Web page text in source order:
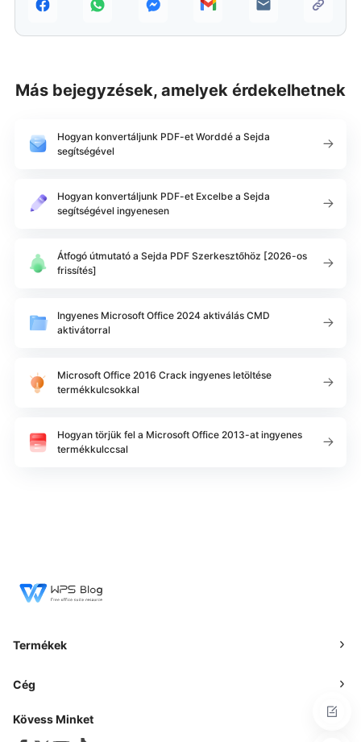
Más bejegyzések, amelyek érdekelhetnek
Hogyan konvertáljunk PDF-et Worddé a Sejda
segítségével
Hogyan konvertáljunk PDF-et Excelbe a Sejda
segítségével ingyenesen
Átfogó útmutató a Sejda PDF Szerkesztőhöz [2026-os
frissítés]
Ingyenes Microsoft Office 2024 aktiválás CMD
aktivátorral
Microsoft Office 2016 Crack ingyenes letöltése
termékkulcsokkal
Hogyan törjük fel a Microsoft Office 2013-at ingyenes
termékkulccsal
Termékek
Cég
Kövess Minket